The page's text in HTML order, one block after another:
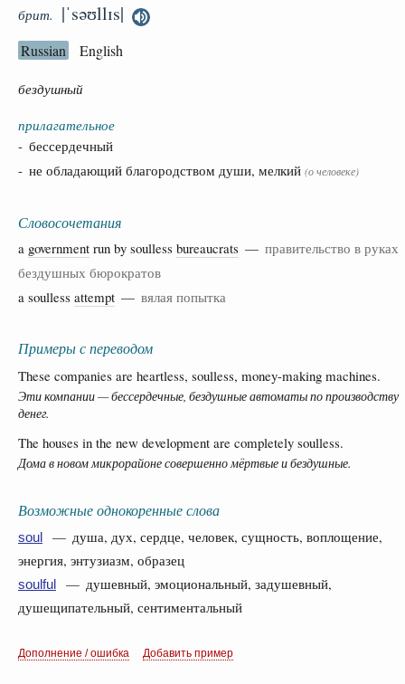
брит. |ˈsəʊllɪs|
Russian English
бездушный
прилагательное
- бессердечный
- не обладающий благородством души, мелкий (о человеке)
Словосочетания
a government run by soulless bureaucrats — правительство в руках
бездушных бюрократов
a soulless attempt — вялая попытка
Примеры с переводом
These companies are heartless, soulless, money-making machines.
Эти компании — бессердечные, бездушные автоматы по производству
денег.
The houses in the new development are completely soulless.
Дома в новом микрорайоне совершенно мёртвые и бездушные.
Возможные однокоренные слова
soul
— душа, дух, сердце, человек, сущность, воплощение,
энергия, энтузиазм, образец
soulful
— душевный, эмоциональный, задушевный,
душещипательный, сентиментальный
Дополнение / ошибка Добавить пример